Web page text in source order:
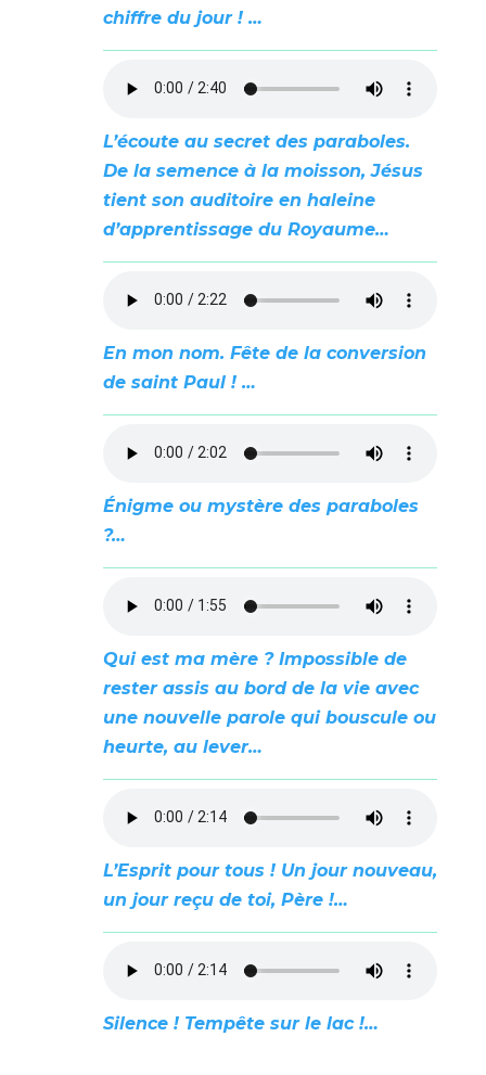
chiffre du jour ! …
L’écoute au secret des paraboles.
De la semence à la moisson, Jésus
tient son auditoire en haleine
d’apprentissage du Royaume…
En mon nom. Fête de la conversion
de saint Paul ! …
Énigme ou mystère des paraboles
?…
Qui est ma mère ? Impossible de
rester assis au bord de la vie avec
une nouvelle parole qui bouscule ou
heurte, au lever…
L’Esprit pour tous ! Un jour nouveau,
un jour reçu de toi, Père !…
Silence ! Tempête sur le lac !…